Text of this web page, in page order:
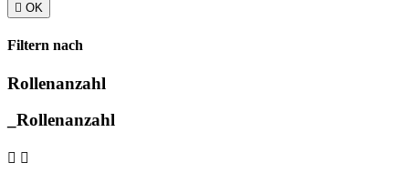
 OK
Filtern nach
Rollenanzahl
_Rollenanzahl
 